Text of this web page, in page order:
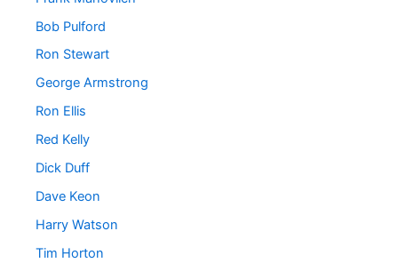
Bob Pulford
Ron Stewart
George Armstrong
Ron Ellis
Red Kelly
Dick Duff
Dave Keon
Harry Watson
Tim Horton